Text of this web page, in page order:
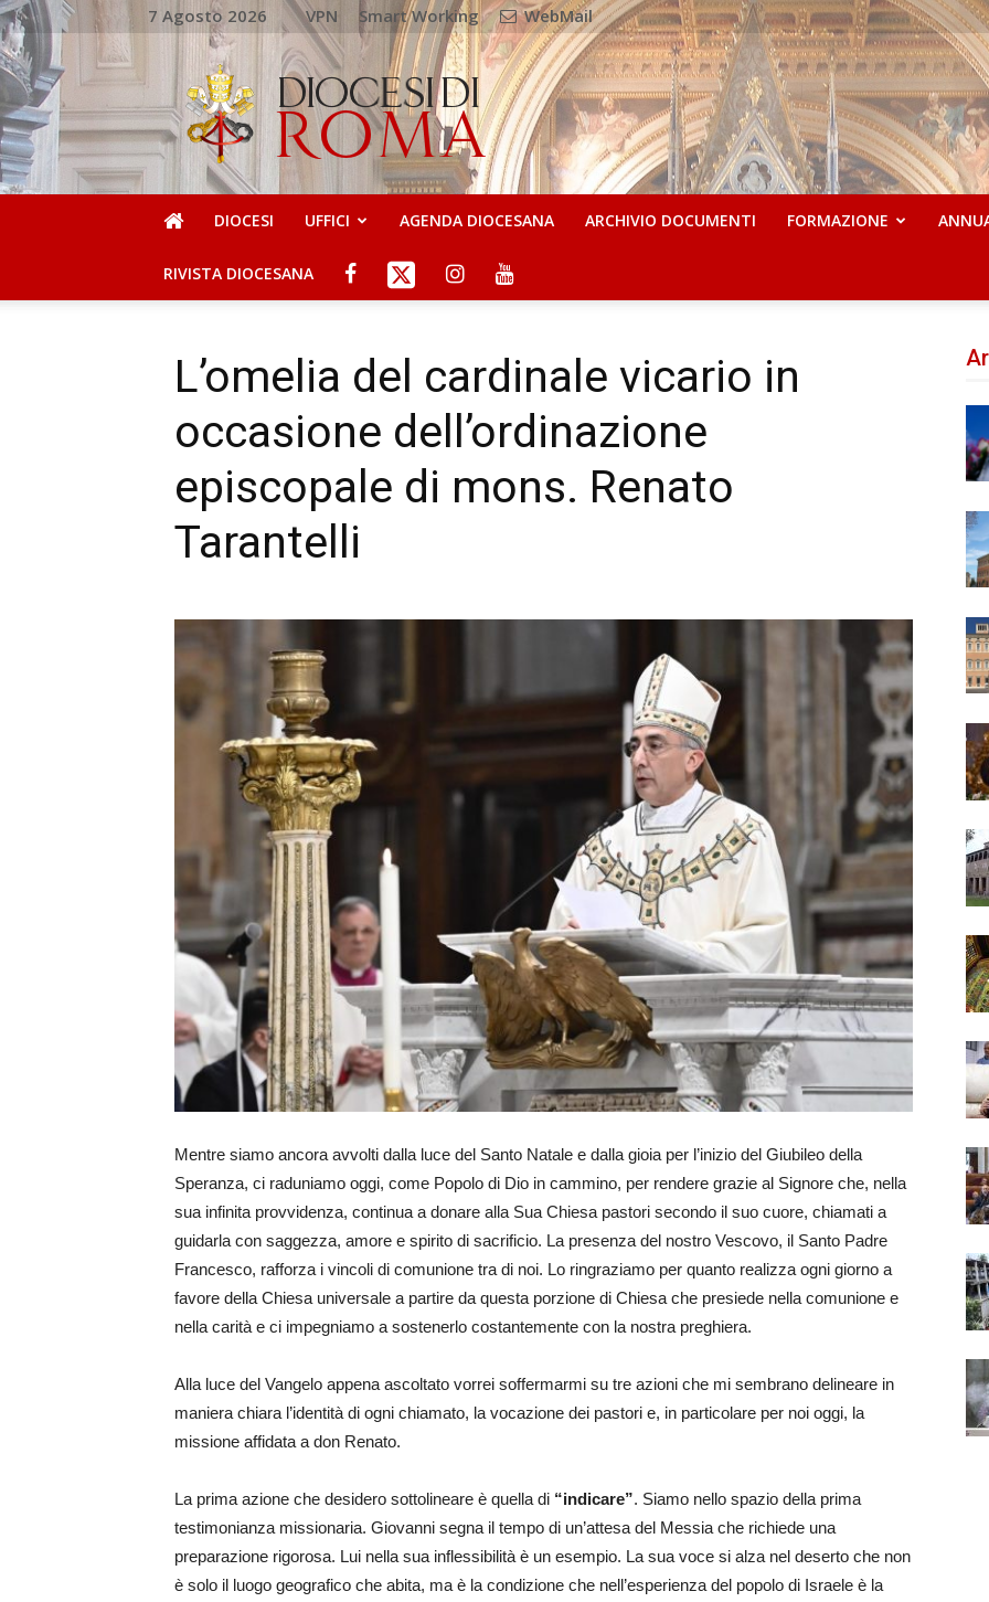
7 Agosto 2026 VPN Smart Working WebMail
DIOCESI
DI
ROMA
DIOCESI UFFICI AGENDA DIOCESANA ARCHIVIO DOCUMENTI FORMAZIONE
RIVISTA DIOCESANA
L’omelia del cardinale vicario in
occasione dell’ordinazione
episcopale di mons. Renato
Tarantelli
Mentre siamo ancora avvolti dalla luce del Santo Natale e dalla gioia per l’inizio del Giubileo della
Speranza, ci raduniamo oggi, come Popolo di Dio in cammino, per rendere grazie al Signore che, nella
sua infinita provvidenza, continua a donare alla Sua Chiesa pastori secondo il suo cuore, chiamati a
guidarla con saggezza, amore e spirito di sacrificio. La presenza del nostro Vescovo, il Santo Padre
Francesco, rafforza i vincoli di comunione tra di noi. Lo ringraziamo per quanto realizza ogni giorno a
favore della Chiesa universale a partire da questa porzione di Chiesa che presiede nella comunione e
nella carità e ci impegniamo a sostenerlo costantemente con la nostra preghiera.
Alla luce del Vangelo appena ascoltato vorrei soffermarmi su tre azioni che mi sembrano delineare in
maniera chiara l’identità di ogni chiamato, la vocazione dei pastori e, in particolare per noi oggi, la
missione affidata a don Renato.
La prima azione che desidero sottolineare è quella di “indicare”. Siamo nello spazio della prima
testimonianza missionaria. Giovanni segna il tempo di un’attesa del Messia che richiede una
preparazione rigorosa. Lui nella sua inflessibilità è un esempio. La sua voce si alza nel deserto che non
è solo il luogo geografico che abita, ma è la condizione che nell’esperienza del popolo di Israele è la